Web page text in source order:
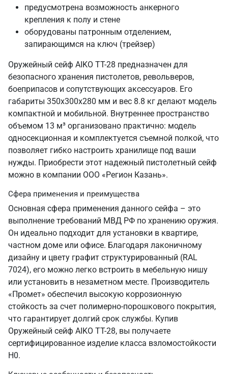
предусмотрена возможность анкерного
крепления к полу и стене
оборудованы патронным отделением,
запирающимся на ключ (трейзер)
Оружейный сейф AIKO TT-28 предназначен для
безопасного хранения пистолетов, револьверов,
боеприпасов и сопутствующих аксессуаров. Его
габариты 350х300х280 мм и вес 8.8 кг делают модель
компактной и мобильной. Внутреннее пространство
объемом 13 м³ организовано практично: модель
односекционная и комплектуется съемной полкой, что
позволяет гибко настроить хранилище под ваши
нужды. Приобрести этот надежный пистолетный сейф
можно в компании ООО «Регион Казань».
Сфера применения и преимущества
Основная сфера применения данного сейфа – это
выполнение требований МВД РФ по хранению оружия.
Он идеально подходит для установки в квартире,
частном доме или офисе. Благодаря лаконичному
дизайну и цвету графит структурированный (RAL
7024), его можно легко встроить в мебельную нишу
или установить в незаметном месте. Производитель
«Промет» обеспечил высокую коррозионную
стойкость за счет полимерно-порошкового покрытия,
что гарантирует долгий срок службы. Купив
Оружейный сейф AIKO TT-28, вы получаете
сертифицированное изделие класса взломостойкости
Н0.